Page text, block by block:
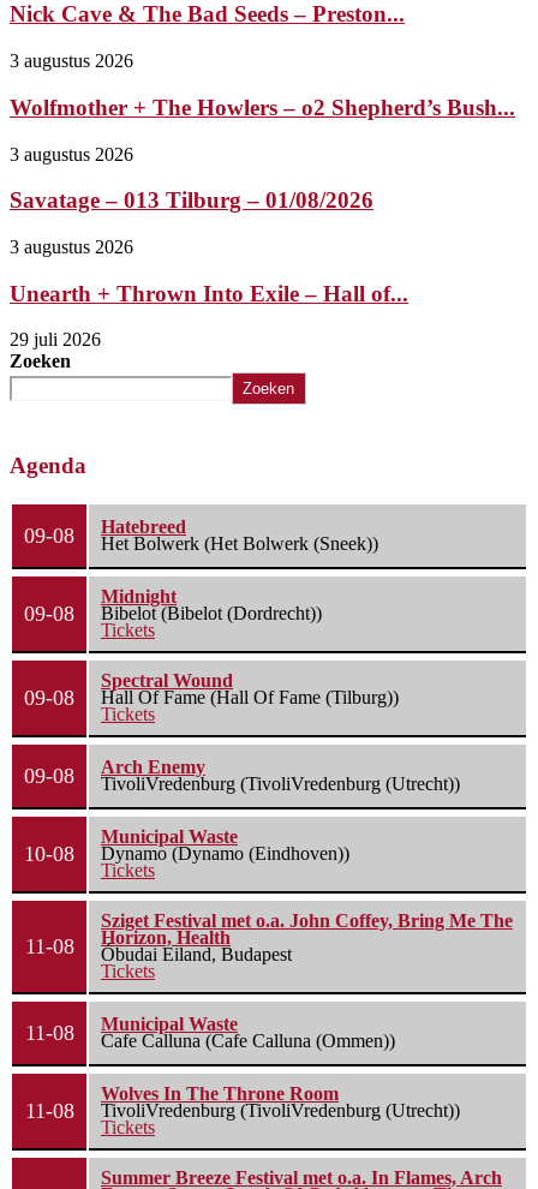
Nick Cave & The Bad Seeds – Preston...
3 augustus 2026
Wolfmother + The Howlers – o2 Shepherd’s Bush...
3 augustus 2026
Savatage – 013 Tilburg – 01/08/2026
3 augustus 2026
Unearth + Thrown Into Exile – Hall of...
29 juli 2026
Zoeken
Zoeken
Agenda
09-08
Hatebreed
Het Bolwerk (Het Bolwerk (Sneek))
09-08
Midnight
Bibelot (Bibelot (Dordrecht))
Tickets
09-08
Spectral Wound
Hall Of Fame (Hall Of Fame (Tilburg))
Tickets
09-08
Arch Enemy
TivoliVredenburg (TivoliVredenburg (Utrecht))
10-08
Municipal Waste
Dynamo (Dynamo (Eindhoven))
Tickets
11-08
Sziget Festival met o.a. John Coffey, Bring Me The
Horizon, Health
Óbudai Eiland, Budapest
Tickets
11-08
Municipal Waste
Cafe Calluna (Cafe Calluna (Ommen))
11-08
Wolves In The Throne Room
TivoliVredenburg (TivoliVredenburg (Utrecht))
Tickets
Summer Breeze Festival met o.a. In Flames, Arch